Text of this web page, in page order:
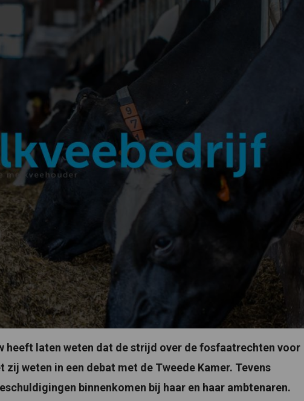
heeft laten weten dat de strijd over de fosfaatrechten voor
weten in een debat met de Tweede Kamer. Tevens
binnenkomen bij haar en haar ambtenaren.